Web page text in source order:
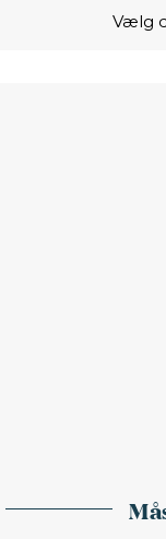
Vælg